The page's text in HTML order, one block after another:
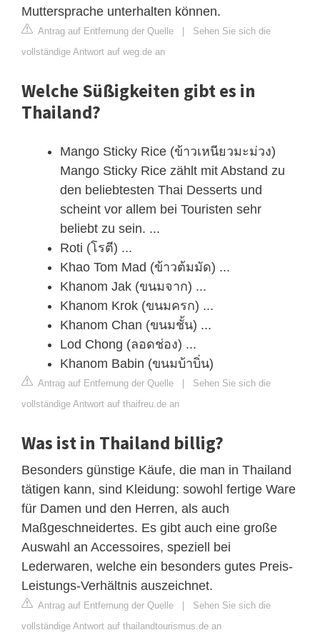
Muttersprache unterhalten können.
Antrag auf Entfernung der Quelle | Sehen Sie sich die
vollständige Antwort auf weg.de an
Welche Süßigkeiten gibt es in
Thailand?
Mango Sticky Rice (ข้าวเหนียวมะม่วง)
Mango Sticky Rice zählt mit Abstand zu
den beliebtesten Thai Desserts und
scheint vor allem bei Touristen sehr
beliebt zu sein. ...
Roti (โรตี) ...
Khao Tom Mad (ข้าวต้มมัด) ...
Khanom Jak (ขนมจาก) ...
Khanom Krok (ขนมครก) ...
Khanom Chan (ขนมชั้น) ...
Lod Chong (ลอดช่อง) ...
Khanom Babin (ขนมบ้าบิ่น)
Antrag auf Entfernung der Quelle | Sehen Sie sich die
vollständige Antwort auf thaifreu.de an
Was ist in Thailand billig?
Besonders günstige Käufe, die man in Thailand
tätigen kann, sind Kleidung: sowohl fertige Ware
für Damen und den Herren, als auch
Maßgeschneidertes. Es gibt auch eine große
Auswahl an Accessoires, speziell bei
Lederwaren, welche ein besonders gutes Preis-
Leistungs-Verhältnis auszeichnet.
Antrag auf Entfernung der Quelle | Sehen Sie sich die
vollständige Antwort auf thailandtourismus.de an